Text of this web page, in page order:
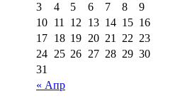
« Апр
3
4 5 6 7 8
9
10 11 12 13 14 15 16
17 18 19 20 21 22 23
24 25 26 27 28 29 30
31